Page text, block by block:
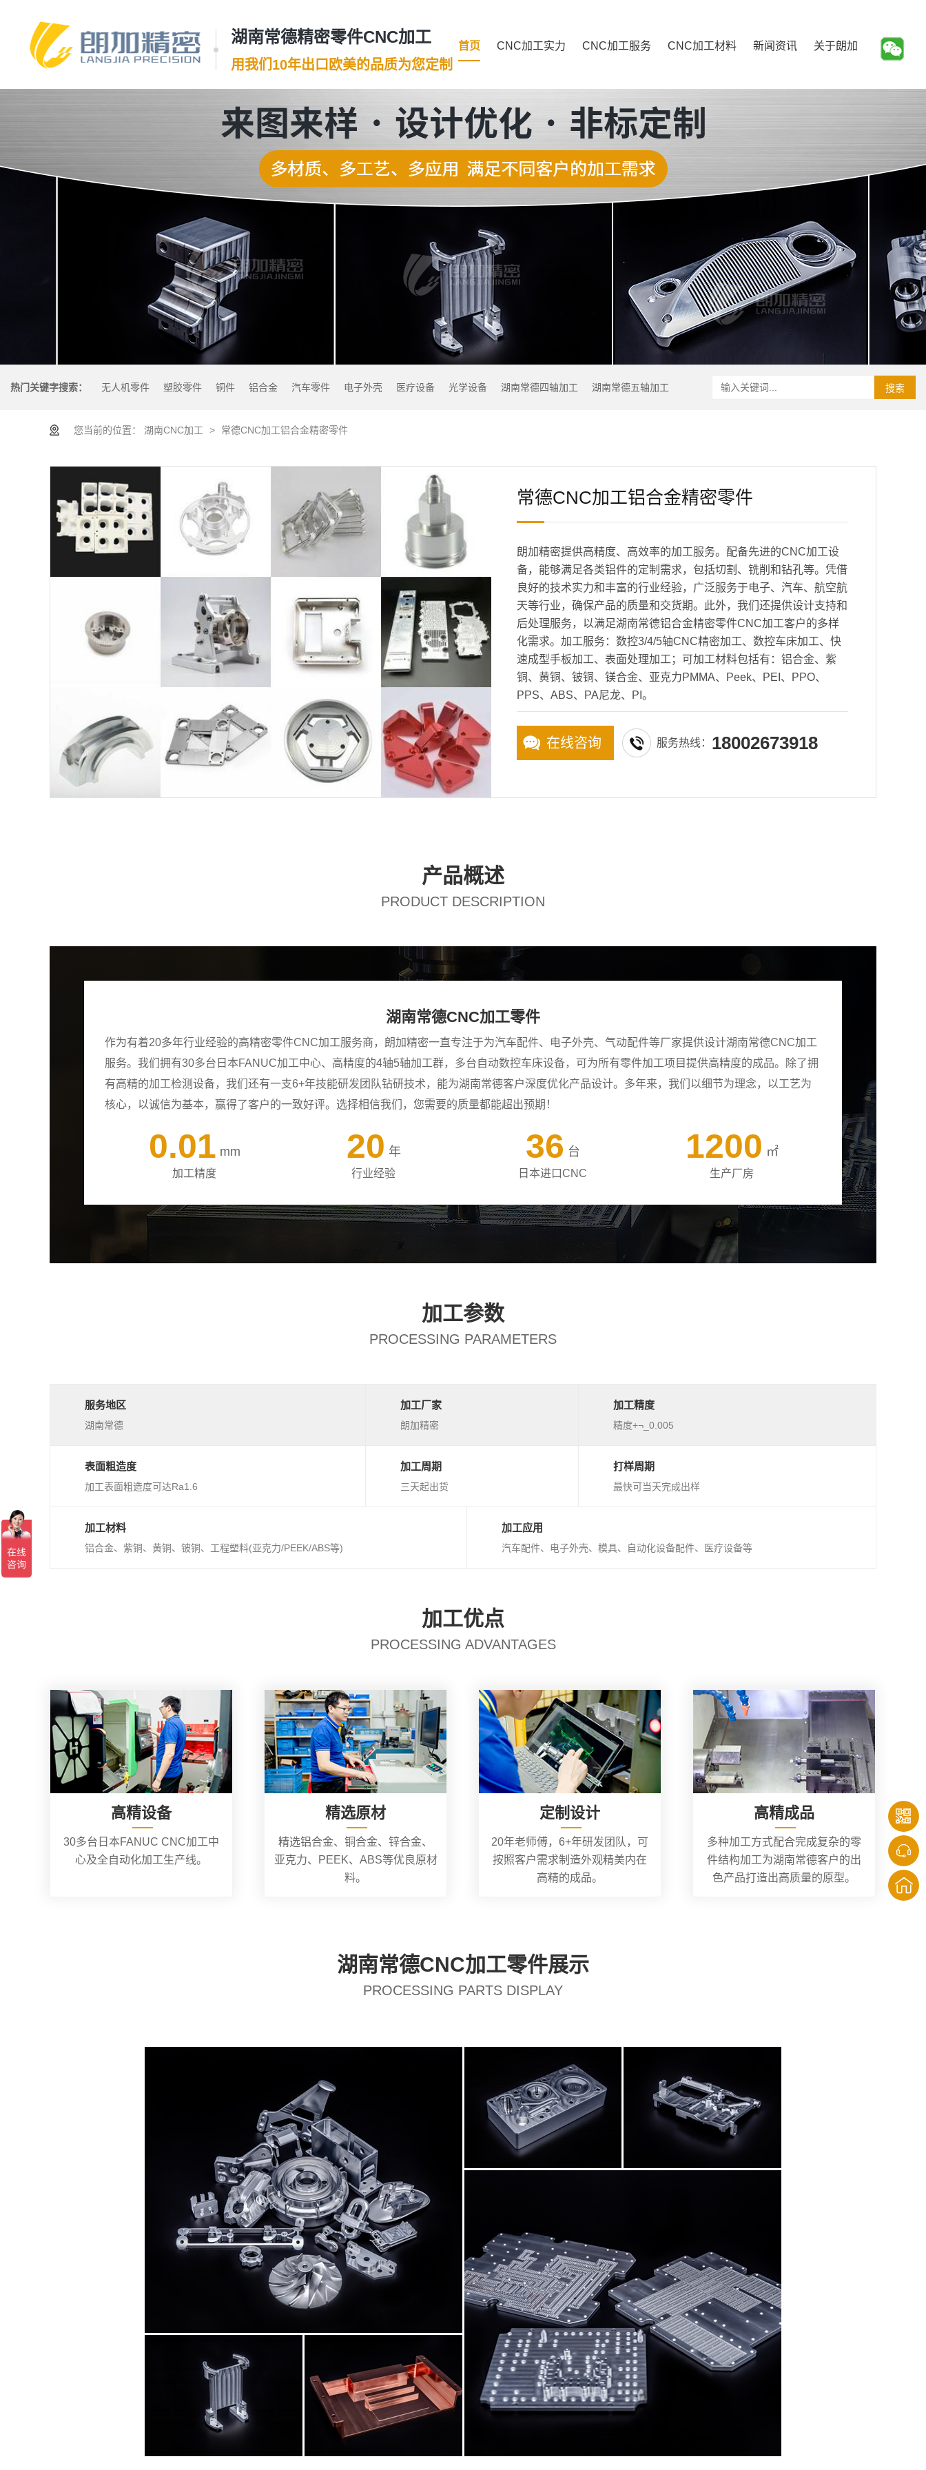
湖南常德精密零件CNC加工
用我们10年出口欧美的品质为您定制
首页 CNC加工实力 CNC加工服务 CNC加工材料 新闻资讯 关于朗加
热门关键字搜索： 无人机零件 塑胶零件 铜件 铝合金 汽车零件 电子外壳 医疗设备 光学设备 湖南常德四轴加工 湖南常德五轴加工 搜索
您当前的位置： 湖南CNC加工 > 常德CNC加工铝合金精密零件
常德CNC加工铝合金精密零件
朗加精密提供高精度、高效率的加工服务。配备先进的CNC加工设
备，能够满足各类铝件的定制需求，包括切割、铣削和钻孔等。凭借
良好的技术实力和丰富的行业经验，广泛服务于电子、汽车、航空航
天等行业，确保产品的质量和交货期。此外，我们还提供设计支持和
后处理服务，以满足湖南常德铝合金精密零件CNC加工客户的多样
化需求。加工服务：数控3/4/5轴CNC精密加工、数控车床加工、快
速成型手板加工、表面处理加工；可加工材料包括有：铝合金、紫
铜、黄铜、铍铜、镁合金、亚克力PMMA、Peek、PEI、PPO、
PPS、ABS、PA尼龙、PI。
在线咨询 服务热线： 18002673918
产品概述
PRODUCT DESCRIPTION
湖南常德CNC加工零件
作为有着20多年行业经验的高精密零件CNC加工服务商，朗加精密一直专注于为汽车配件、电子外壳、气动配件等厂家提供设计湖南常德CNC加工
服务。我们拥有30多台日本FANUC加工中心、高精度的4轴5轴加工群，多台自动数控车床设备，可为所有零件加工项目提供高精度的成品。除了拥
有高精的加工检测设备，我们还有一支6+年技能研发团队钻研技术，能为湖南常德客户深度优化产品设计。多年来，我们以细节为理念，以工艺为
核心，以诚信为基本，赢得了客户的一致好评。选择相信我们，您需要的质量都能超出预期！
0.01 mm
加工精度
20 年
行业经验
36 台
日本进口CNC
1200 ㎡
生产厂房
加工参数
PROCESSING PARAMETERS
服务地区
湖南常德
加工厂家
朗加精密
加工精度
精度+¬_0.005
表面粗造度
加工表面粗造度可达Ra1.6
加工周期
三天起出货
打样周期
最快可当天完成出样
加工材料
铝合金、紫铜、黄铜、铍铜、工程塑料(亚克力/PEEK/ABS等)
加工应用
汽车配件、电子外壳、模具、自动化设备配件、医疗设备等
加工优点
PROCESSING ADVANTAGES
高精设备
30多台日本FANUC CNC加工中
心及全自动化加工生产线。
精选原材
精选铝合金、铜合金、锌合金、
亚克力、PEEK、ABS等优良原材
料。
定制设计
20年老师傅，6+年研发团队，可
按照客户需求制造外观精美内在
高精的成品。
高精成品
多种加工方式配合完成复杂的零
件结构加工为湖南常德客户的出
色产品打造出高质量的原型。
湖南常德CNC加工零件展示
PROCESSING PARTS DISPLAY